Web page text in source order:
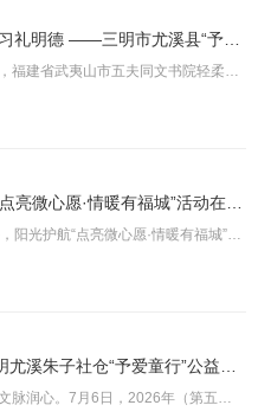
清晨五点半，福建省武夷山市五夫同文书院轻柔悦耳的起床音乐环绕庭院，营员们闻声迅速起身，整理床铺、收纳物品，短短半小时便完成全部内务。7月7日，由三明市尤溪县慈善总会联合多家单位主办的“予爱童行”公益夏令营进入第二天，30名学子在朱子社仓发源地武夷山市五夫镇，开启新一天的修身研学之旅。图为活动现场早课在庄重的敬师礼中开启。全体营员向朱子行礼，随后习练经络保健操，诵读《晨起自勉文》《小学》《朱子家训》等经
7月8日上午，阳光护航“点亮微心愿·情暖有福城”关爱困难群体活动在福州市罗源县凤山镇闽凤社区正式启动。活动由福州市民政局指导，福建省福利彩票协会、福州市中慈公益服务中心联合主办，罗源县民政局协办，旨在通过精准对接困难群体的“微心愿”，传递社会关怀，弘扬公益精神，着力构建“党建引领、慈善搭桥、社会协同、全民参与”的基层公益生态，切实把民生实事办到群众心坎上。图为活动现场活动当天，49份精心筹备的心愿礼包
盛夏逐光，文脉润心。7月6日，2026年（第五届）三明尤溪朱子社仓“予爱童行”公益夏令营正式开营。本次活动由尤溪县民政局、尤溪县教育局、尤溪县慈善总会、台湾海峡两岸朱子文化交流促进会、香港朱子文化交流协会、香港福建三明联会主办。图为三明市尤溪县慈善总会会长纪优梓讲话尤溪县慈善总会会长纪优梓、副会长林新绪，朱子社仓“予爱童行”项目团队有关负责人，夏令营总辅导员陈利灯以及来自全县各乡镇的30名学子参加活动。纪